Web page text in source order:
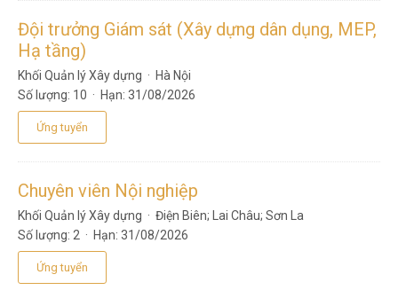
Thái Bình
Hà Nam
Nam Định
Ninh Bình
Thanh Hóa
Nghệ An
Hà Tĩnh
Quảng Bình
Quảng Trị
Thừa Thiên Huế
Đội trưởng Giám sát (Xây dựng dân dụng, MEP,
Hạ tầng)
Khối Quản lý Xây dựng · Hà Nội
Số lượng: 10 · Hạn: 31/08/2026
Ứng tuyển
Chuyên viên Nội nghiệp
Khối Quản lý Xây dựng · Điện Biên; Lai Châu; Sơn La
Số lượng: 2 · Hạn: 31/08/2026
Ứng tuyển